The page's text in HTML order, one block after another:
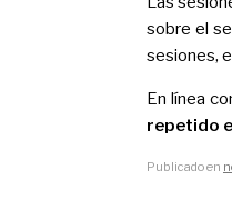
sobre el
sesiones, el
En línea
repetido
Publicado en